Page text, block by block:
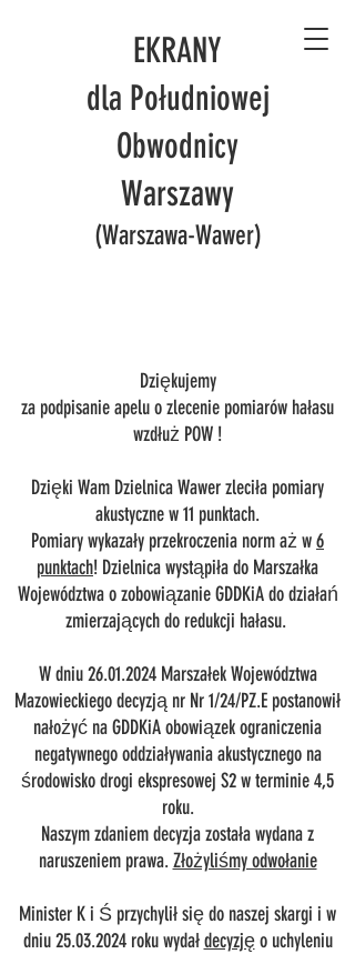
EKRANY
dla Południowej
Obwodnicy
Warszawy
(Warszawa-Wawer)
Dziękujemy
za podpisanie apelu o zlecenie pomiarów hałasu
wzdłuż POW !
Dzięki Wam Dzielnica Wawer zleciła pomiary
akustyczne w 11 punktach.
Pomiary wykazały przekroczenia norm aż w6
punktach! Dzielnica wystąpiła do Marszałka
Województwa o zobowiązanie GDDKiA do działań
zmierzających do redukcji hałasu.
W dniu 26.01.2024 Marszałek Województwa
Mazowieckiego decyzją nr Nr 1/24/PZ.E postanowił
nałożyć na GDDKiA obowiązek ograniczenia
negatywnego oddziaływania akustycznego na
środowisko drogi ekspresowej S2 w terminie 4,5
roku.
Naszym zdaniem decyzja została wydana z
naruszeniem prawa. Złożyliśmy odwołanie
Minister K i Ś przychylił się do naszej skargi i w
dniu 25.03.2024 roku wydałdecyzjęo uchyleniu